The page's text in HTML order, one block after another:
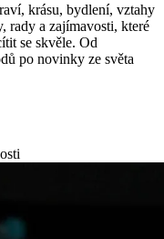
krásu, bydlení, vztahy
rady a zajímavosti, které
se skvěle. Od
po novinky ze světa